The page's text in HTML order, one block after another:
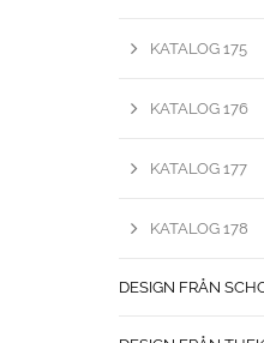
KATALOG 175
KATALOG 176
KATALOG 177
KATALOG 178
DESIGN FRÅN